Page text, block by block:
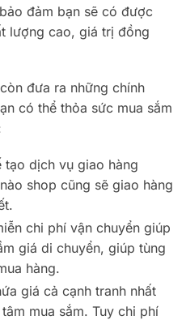
đảm bạn sẽ có được
lượng cao, giá trị đồng
đưa ra những chính
có thể thỏa sức mua sắm
tạo dịch vụ giao hàng
shop cũng sẽ giao hàng
chi phí vận chuyển giúp
giá di chuyển, giúp tùng
hàng.
giá cả cạnh tranh nhất
mua sắm. Tuy chi phí